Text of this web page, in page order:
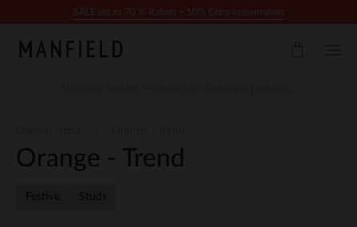
Orange - Trend
Festive Studs